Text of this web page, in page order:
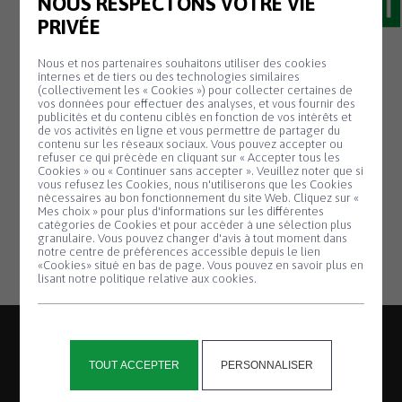
Panneau de gestion des cookies
PRIVÉE
Nous et nos partenaires souhaitons utiliser des cookies
internes et de tiers ou des technologies similaires
(collectivement les « Cookies ») pour collecter certaines de
vos données pour effectuer des analyses, et vous fournir des
publicités et du contenu ciblés en fonction de vos intérêts et
de vos activités en ligne et vous permettre de partager du
contenu sur les réseaux sociaux. Vous pouvez accepter ou
refuser ce qui précède en cliquant sur « Accepter tous les
Cookies » ou « Continuer sans accepter ». Veuillez noter que si
vous refusez les Cookies, nous n'utiliserons que les Cookies
nécessaires au bon fonctionnement du site Web. Cliquez sur «
Mes choix » pour plus d'informations sur les différentes
catégories de Cookies et pour accéder à une sélection plus
granulaire. Vous pouvez changer d'avis à tout moment dans
notre centre de préférences accessible depuis le lien
«Cookies» situé en bas de page. Vous pouvez en savoir plus en
lisant notre politique relative aux cookies.
TOUT ACCEPTER PERSONNALISER
07 NovCAMPAGNE DE
DÉRATISATION
La campagne de dératisation aura lieu la
deuxième semaine de novembre. Si vous
êtes intéressé, veuillez vous inscrire en
mairie. Tél. : 02 98 79 61 06.